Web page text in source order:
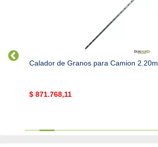
Calador de Granos para Camion 2.20m
$ 871.768,11